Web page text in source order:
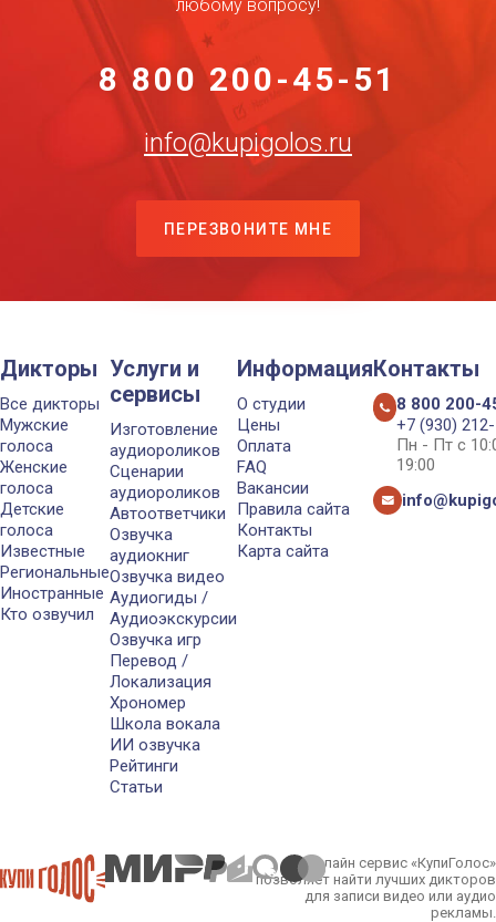
любому вопросу!
8 800 200-45-51
info@kupigolos.ru
ПЕРЕЗВОНИТЕ МНЕ
Дикторы
Все дикторы
Мужские
голоса
Женские
голоса
Детские
голоса
Известные
Региональные
Иностранные
Кто озвучил
Услуги и
сервисы
Изготовление
аудиороликов
Сценарии
аудиороликов
Автоответчики
Озвучка
аудиокниг
Озвучка видео
Аудиогиды /
Аудиоэкскурсии
Озвучка игр
Перевод /
Локализация
Хрономер
Школа вокала
ИИ озвучка
Рейтинги
Статьи
Информация
О студии
Цены
Оплата
FAQ
Вакансии
Правила сайта
Контакты
Карта сайта
Контакты
8 800 200-
+7 (930)
Пн - Пт с
19:00
Онлайн сервис «КупиГолос»
позволяет найти лучших дикторов
для записи видео или аудио
рекламы.